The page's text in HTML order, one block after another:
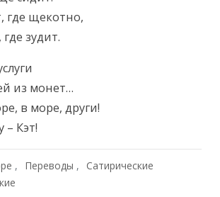
где щекотно,
зудит.
из монет…
в море, други!
– Кэт!
Переводы
Сатирические